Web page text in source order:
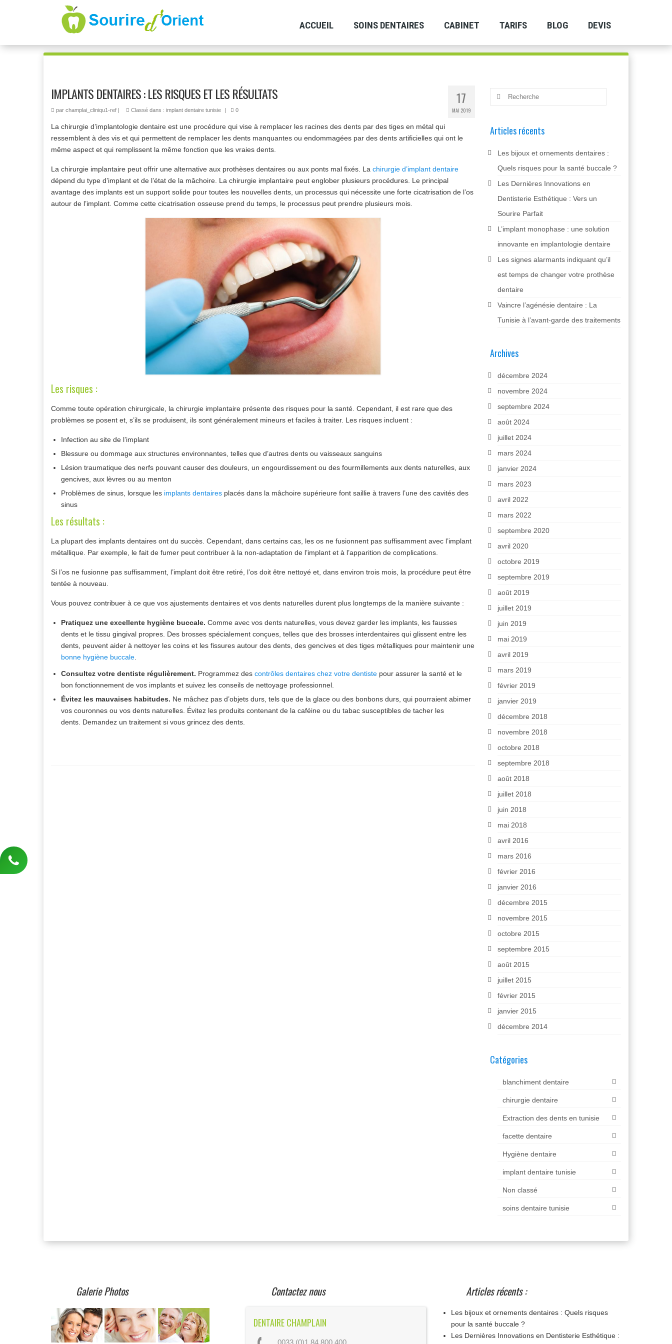
ACCUEIL SOINS DENTAIRES CABINET TARIFS BLOG DEVIS
17
MAI 2019
IMPLANTS DENTAIRES : LES RISQUES ET LES RÉSULTATS
par champlai_cliniqu1-ref | Classé dans : implant dentaire tunisie | 0
La chirurgie d’implantologie dentaire est une procédure qui vise à remplacer les racines des dents par des tiges en métal qui
ressemblent à des vis et qui permettent de remplacer les dents manquantes ou endommagées par des dents artificielles qui ont le
même aspect et qui remplissent la même fonction que les vraies dents.
La chirurgie implantaire peut offrir une alternative aux prothèses dentaires ou aux ponts mal fixés. La chirurgie d’implant dentaire
dépend du type d’implant et de l’état de la mâchoire. La chirurgie implantaire peut englober plusieurs procédures. Le principal
avantage des implants est un support solide pour toutes les nouvelles dents, un processus qui nécessite une forte cicatrisation de l’os
autour de l’implant. Comme cette cicatrisation osseuse prend du temps, le processus peut prendre plusieurs mois.
Les risques :
Comme toute opération chirurgicale, la chirurgie implantaire présente des risques pour la santé. Cependant, il est rare que des
problèmes se posent et, s’ils se produisent, ils sont généralement mineurs et faciles à traiter. Les risques incluent :
Infection au site de l’implant
Blessure ou dommage aux structures environnantes, telles que d’autres dents ou vaisseaux sanguins
Lésion traumatique des nerfs pouvant causer des douleurs, un engourdissement ou des fourmillements aux dents naturelles, aux
gencives, aux lèvres ou au menton
Problèmes de sinus, lorsque les implants dentaires placés dans la mâchoire supérieure font saillie à travers l’une des cavités des
sinus
Les résultats :
La plupart des implants dentaires ont du succès. Cependant, dans certains cas, les os ne fusionnent pas suffisamment avec l’implant
métallique. Par exemple, le fait de fumer peut contribuer à la non-adaptation de l’implant et à l’apparition de complications.
Si l’os ne fusionne pas suffisamment, l’implant doit être retiré, l’os doit être nettoyé et, dans environ trois mois, la procédure peut être
tentée à nouveau.
Vous pouvez contribuer à ce que vos ajustements dentaires et vos dents naturelles durent plus longtemps de la manière suivante :
Pratiquez une excellente hygiène buccale. Comme avec vos dents naturelles, vous devez garder les implants, les fausses
dents et le tissu gingival propres. Des brosses spécialement conçues, telles que des brosses interdentaires qui glissent entre les
dents, peuvent aider à nettoyer les coins et les fissures autour des dents, des gencives et des tiges métalliques pour maintenir une
bonne hygiène buccale
Consultez votre dentiste régulièrement. Programmez des contrôles dentaires chez votre dentiste pour assurer la santé et le
bon fonctionnement de vos implants et suivez les conseils de nettoyage professionnel.
Évitez les mauvaises habitudes. Ne mâchez pas d’objets durs, tels que de la glace ou des bonbons durs, qui pourraient abimer
vos couronnes ou vos dents naturelles. Évitez les produits contenant de la caféine ou du tabac susceptibles de tacher les
dents. Demandez un traitement si vous grincez des dents.
Rechercher
:
Articles récents
Les bijoux et ornements dentaires :
Quels risques pour la santé buccale ?
Les Dernières Innovations en
Dentisterie Esthétique : Vers un
Sourire Parfait
L’implant monophase : une solution
innovante en implantologie dentaire
Les signes alarmants indiquant qu’il
est temps de changer votre prothèse
dentaire
Vaincre l’agénésie dentaire : La
Tunisie à l’avant-garde des traitements
Archives
décembre 2024
novembre 2024
septembre 2024
août 2024
juillet 2024
mars 2024
janvier 2024
mars 2023
avril 2022
mars 2022
septembre 2020
avril 2020
octobre 2019
septembre 2019
août 2019
juillet 2019
juin 2019
mai 2019
avril 2019
mars 2019
février 2019
janvier 2019
décembre 2018
novembre 2018
octobre 2018
septembre 2018
août 2018
juillet 2018
juin 2018
mai 2018
avril 2016
mars 2016
février 2016
janvier 2016
décembre 2015
novembre 2015
octobre 2015
septembre 2015
août 2015
juillet 2015
février 2015
janvier 2015
décembre 2014
Catégories
blanchiment dentaire
chirurgie dentaire
Extraction des dents en tunisie
facette dentaire
Hygiène dentaire
implant dentaire tunisie
Non classé
soins dentaire tunisie
Galerie Photos Contactez nous
DENTAIRE CHAMPLAIN
0033 (0)1 84 800 400
Articles récents :
Les bijoux et ornements dentaires : Quels risques
pour la santé buccale ?
Les Dernières Innovations en Dentisterie Esthétique :